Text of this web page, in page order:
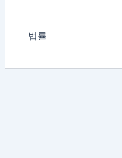
법률